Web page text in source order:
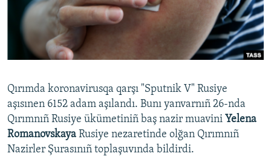
Русский
Українською
RFE/RS bütün saytları
Qırımda koronavirusqa qarşı "Sputnik V" Rusiye
aşısınen 6152 adam aşılandı. Bunı yanvarnıñ 26-nda
Qırımnıñ Rusiye ükümetiniñ baş nazir muavini Yelena
Romanovskaya Rusiye nezaretinde olğan Qırımnıñ
Nazirler Şurasınıñ toplaşuvında bildirdi.